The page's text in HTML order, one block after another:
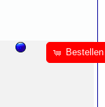
Bestellen